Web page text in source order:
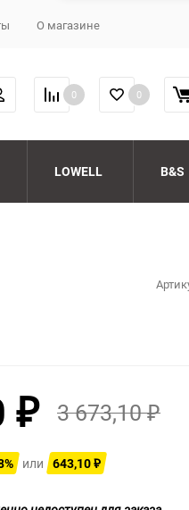
О магазине
0 0
LOWELL B&S
₽ 3 673,10₽
или 643,10 ₽